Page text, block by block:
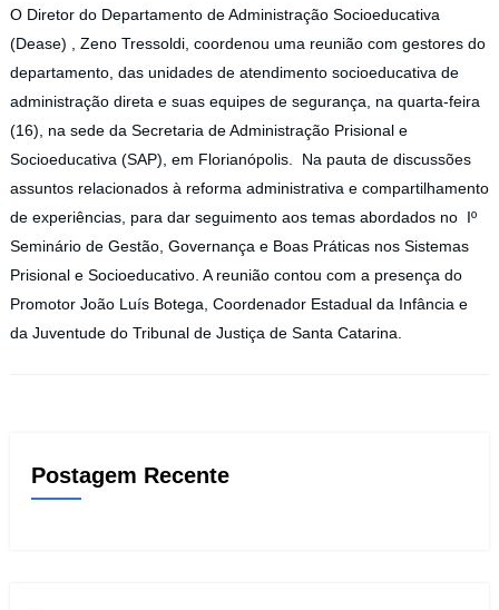
O Diretor do Departamento de Administração Socioeducativa
(Dease) , Zeno Tressoldi, coordenou uma reunião com gestores do
departamento, das unidades de atendimento socioeducativa de
administração direta e suas equipes de segurança, na quarta-feira
(16), na sede da Secretaria de Administração Prisional e
Socioeducativa (SAP), em Florianópolis. Na pauta de discussões
assuntos relacionados à reforma administrativa e compartilhamento
de experiências, para dar seguimento aos temas abordados no Iº
Seminário de Gestão, Governança e Boas Práticas nos Sistemas
Prisional e Socioeducativo. A reunião contou com a presença do
Promotor João Luís Botega, Coordenador Estadual da Infância e
da Juventude do Tribunal de Justiça de Santa Catarina.
Postagem Recente